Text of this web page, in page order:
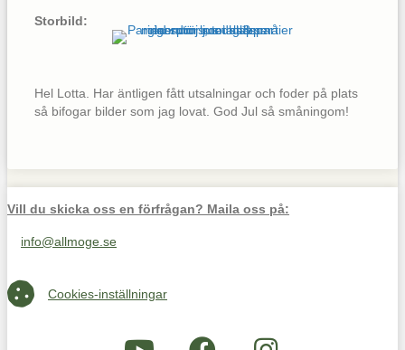
Storbild:
Hel Lotta. Har äntligen fått utsalningar och foder på plats
så bifogar bilder som jag lovat. God Jul så småningom!
Vill du skicka oss en förfrågan? Maila oss på:
Maila oss på info@allmoge.se
info@allmoge.se
Cookies-inställningar
Cookies-inställningar